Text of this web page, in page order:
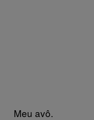
Meu avô.